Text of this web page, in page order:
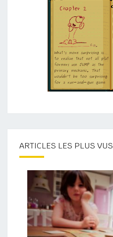
ARTICLES LES PLUS VUS